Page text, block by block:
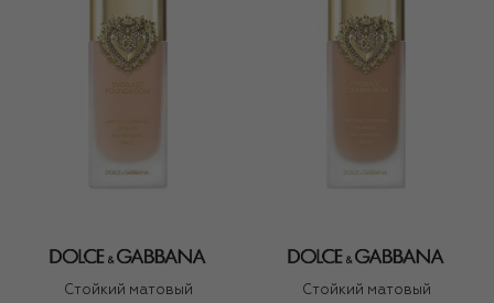
Стойкий матовый
Стойкий матовый